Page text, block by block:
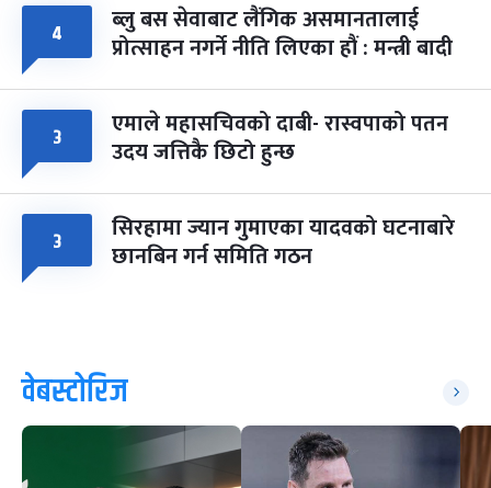
४ ब्लु बस सेवाबाट लैंगिक असमानतालाई
प्रोत्साहन नगर्ने नीति लिएका हौं : मन्त्री बादी
३ एमाले महासचिवको दाबी- रास्वपाको पतन
उदय जत्तिकै छिटो हुन्छ
३ सिरहामा ज्यान गुमाएका यादवको घटनाबारे
छानबिन गर्न समिति गठन
वेबस्टोरिज